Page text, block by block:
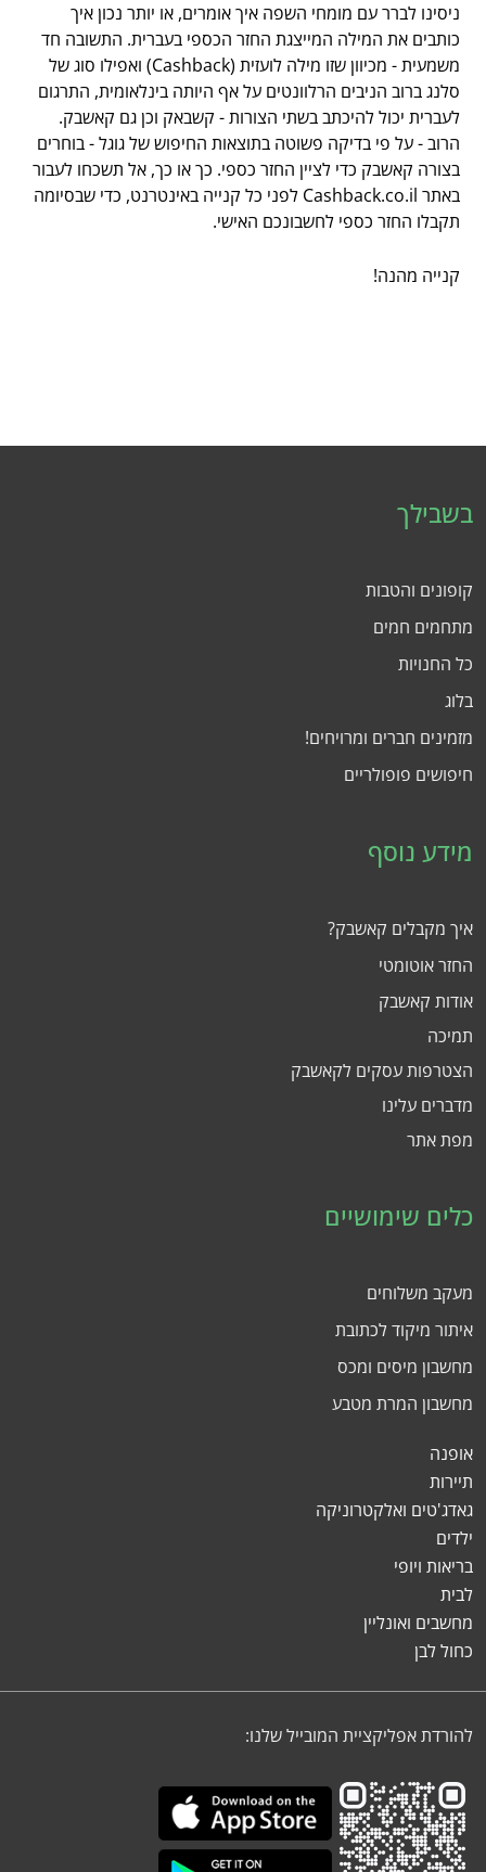
ניסינו לברר עם מומחי השפה איך אומרים, או יותר נכון איך
כותבים את המילה המייצגת החזר הכספי בעברית. התשובה חד
משמעית - מכיוון שזו מילה לועזית (Cashback) ואפילו סוג של
סלנג ברוב הניבים הרלוונטים על אף היותה בינלאומית, התרגום
לעברית יכול להיכתב בשתי הצורות - קשבאק וכן גם קאשבק.
הרוב - על פי בדיקה פשוטה בתוצאות החיפוש של גוגל - בוחרים
בצורה קאשבק כדי לציין החזר כספי. כך או כך, אל תשכחו לעבור
באתר Cashback.co.il לפני כל קנייה באינטרנט, כדי שבסיומה
תקבלו החזר כספי לחשבונכם האישי.
קנייה מהנה!
בשבילך
קופונים והטבות
מתחמים חמים
כל החנויות
בלוג
מזמינים חברים ומרויחים!
חיפושים פופולריים
מידע נוסף
איך מקבלים קאשבק?
החזר אוטומטי
אודות קאשבק
תמיכה
הצטרפות עסקים לקאשבק
מדברים עלינו
מפת אתר
כלים שימושיים
מעקב משלוחים
איתור מיקוד לכתובת
מחשבון מיסים ומכס
מחשבון המרת מטבע
אופנה
תיירות
גאדג'טים ואלקטרוניקה
ילדים
בריאות ויופי
לבית
מחשבים ואונליין
כחול לבן
להורדת אפליקציית המובייל שלנו: